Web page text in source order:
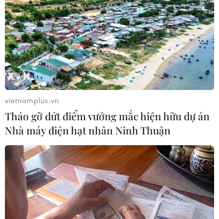
Alagarra, một chuyên gia hóa học người Venezuela, và
Rene Vasquez, một cố vấn về kinh doanh.
Australia: ExxonMobil bán tất cả tài sản
vietnamplus.vn
Tháo gỡ dứt điểm vướng mắc hiện hữu dự án
Nhà máy điện hạt nhân Ninh Thuận